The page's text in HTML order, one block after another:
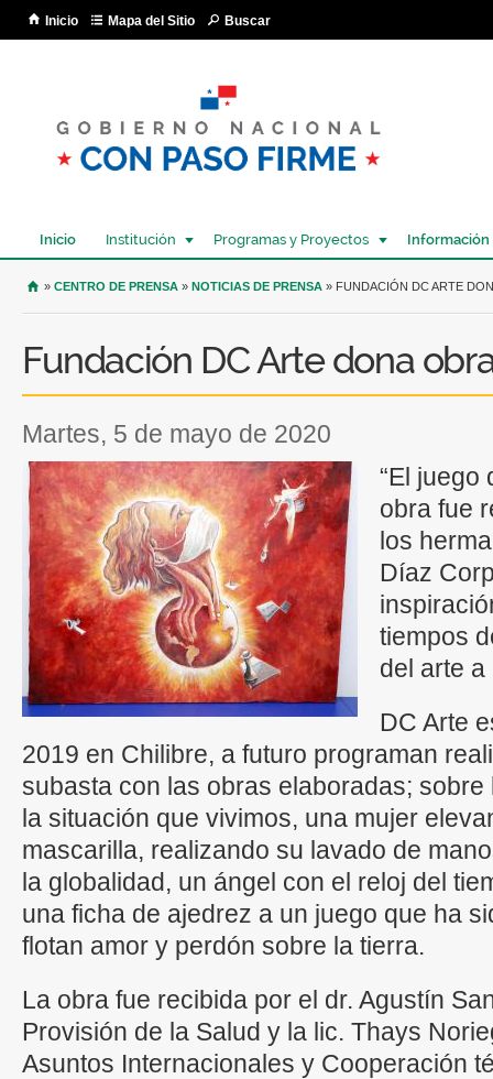
Inicio Mapa del Sitio Buscar
Inicio Institución Programas y Proyectos Información
USTED SE ENCUENTRA AQUÍ
» CENTRO DE PRENSA » NOTICIAS DE PRENSA » FUNDACIÓN DC ARTE
Fundación DC Arte dona
martes, 5 de mayo de 2020
“El juego
obra fue
los
Díaz
tiempos
del arte
DC Arte
2019 en Chilibre, a futuro programan
subasta con las obras elaboradas;
la situación que vivimos, una mujer
mascarilla, realizando su lavado de
la globalidad, un ángel con el reloj del
una ficha de ajedrez a un juego que ha
flotan amor y perdón sobre la tierra.
La obra fue recibida por el dr. Agustín
Provisión de la Salud y la lic. Thays
Asuntos Internacionales y Cooperación